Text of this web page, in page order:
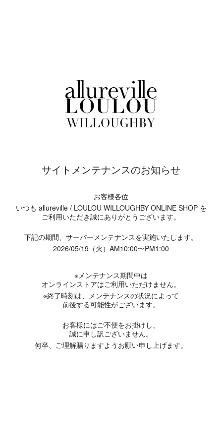
サイトメンテナンスのお知らせ
お客様各位
いつも allureville / LOULOU WILLOUGHBY ONLINE SHOP を
ご利用いただき誠にありがとうございます。
下記の期間、サーバーメンテナンスを実施いたします。
2026/05/19（火）AM10:00〜PM1:00
※メンテナンス期間中は
オンラインストアはご利用いただけません。
※終了時刻は、メンテナンスの状況によって
前後する可能性がございます。
お客様にはご不便をお掛けし、
誠に申し訳ございません。
何卒、ご理解賜りますようお願い申し上げます。